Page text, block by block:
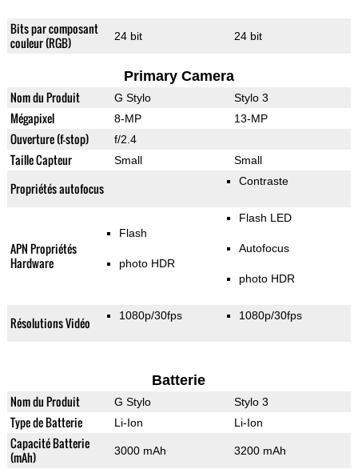
Bits par composant
couleur (RGB)
24 bit 24 bit
Primary Camera
Nom du Produit G Stylo Stylo 3
Mégapixel 8-MP 13-MP
Ouverture (f-stop) f/2.4
Taille Capteur Small Small
Propriétés autofocus Contraste
APN Propriétés
Hardware
Flash
photo HDR
Flash LED
Autofocus
photo HDR
Résolutions Vidéo 1080p/30fps 1080p/30fps
Batterie
Nom du Produit G Stylo Stylo 3
Type de Batterie Li-Ion Li-Ion
Capacité Batterie
(mAh)
3000 mAh 3200 mAh